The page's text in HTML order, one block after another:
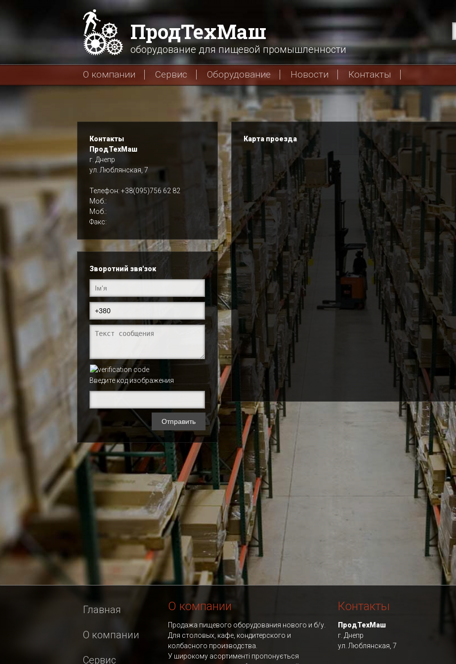
ПродТехМаш
оборудование для пищевой промышленности
О компании Сервис Оборудование Новости Контакты
Контакты
ПродТехМаш
г. Днепр
ул. Люблянская, 7
Телефон: +38(095)756 62 82
Моб.:
Моб.:
Факс:
Зворотний звя'зок
Введите код изображения
Карта проезда
Главная
О компании
Сервис
О компании
Продажа пищевого оборудования нового и б/у.
Для столовых, кафе, кондитерского и
колбасного производства.
У широкому асортименті пропонується
Контакты
ПродТехМаш
г. Днепр
ул. Люблянская, 7